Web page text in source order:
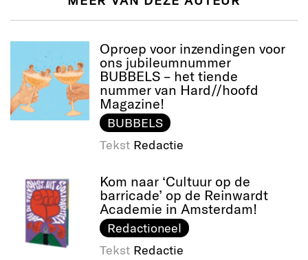
Oproep voor inzendingen voor
ons jubileumnummer
BUBBELS – het tiende
nummer van Hard//hoofd
Magazine!
BUBBELS
Tekst Redactie
Kom naar ‘Cultuur op de
barricade’ op de Reinwardt
Academie in Amsterdam!
Redactioneel
Tekst Redactie